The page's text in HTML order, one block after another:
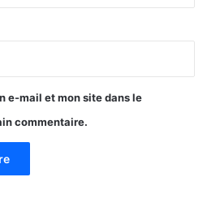
e-mail et mon site dans le
commentaire.